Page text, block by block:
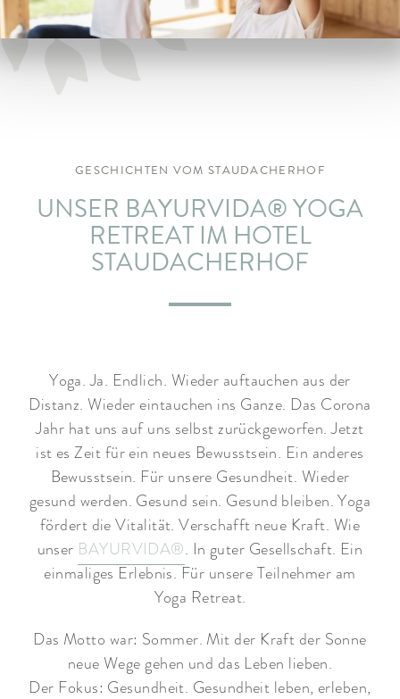
ARRANGEMENTS
WISSENSWERTES
GESCHICHTEN VOM STAUDACHERHOF
UNSER BAYURVIDA® YOGA
RETREAT IM HOTEL
STAUDACHERHOF
Yoga. Ja. Endlich. Wieder auftauchen aus der
Distanz. Wieder eintauchen ins Ganze. Das Corona
Jahr hat uns auf uns selbst zurückgeworfen. Jetzt
ist es Zeit für ein neues Bewusstsein. Ein anderes
Bewusstsein. Für unsere Gesundheit. Wieder
gesund werden. Gesund sein. Gesund bleiben. Yoga
fördert die Vitalität. Verschafft neue Kraft. Wie
unser BAYURVIDA®. In guter Gesellschaft. Ein
einmaliges Erlebnis. Für unsere Teilnehmer am
Yoga Retreat.
Das Motto war: Sommer. Mit der Kraft der Sonne
neue Wege gehen und das Leben lieben.
Der Fokus: Gesundheit. Gesundheit leben, erleben,